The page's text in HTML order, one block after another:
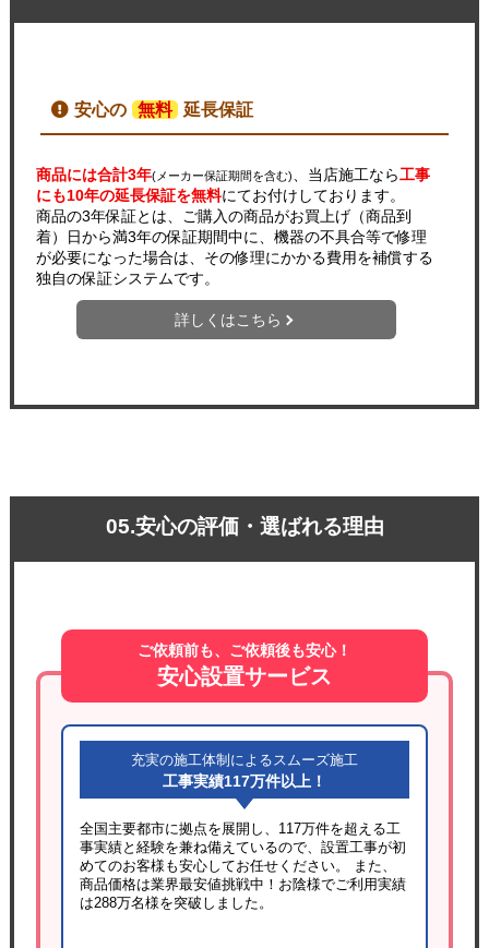
安心の 無料 延長保証
商品には合計3年(メーカー保証期間を含む)、当店施工なら工事
にも10年の延長保証を無料にてお付けしております。
商品の3年保証とは、ご購入の商品がお買上げ（商品到
着）日から満3年の保証期間中に、機器の不具合等で修理
が必要になった場合は、その修理にかかる費用を補償する
独自の保証システムです。
詳しくはこちら
05.安心の評価・選ばれる理由
ご依頼前も、ご依頼後も安心！
安心設置サービス
充実の施工体制によるスムーズ施工
工事実績117万件以上！
全国主要都市に拠点を展開し、117万件を超える工
事実績と経験を兼ね備えているので、設置工事が初
めてのお客様も安心してお任せください。 また、
商品価格は業界最安値挑戦中！お陰様でご利用実績
は288万名様を突破しました。